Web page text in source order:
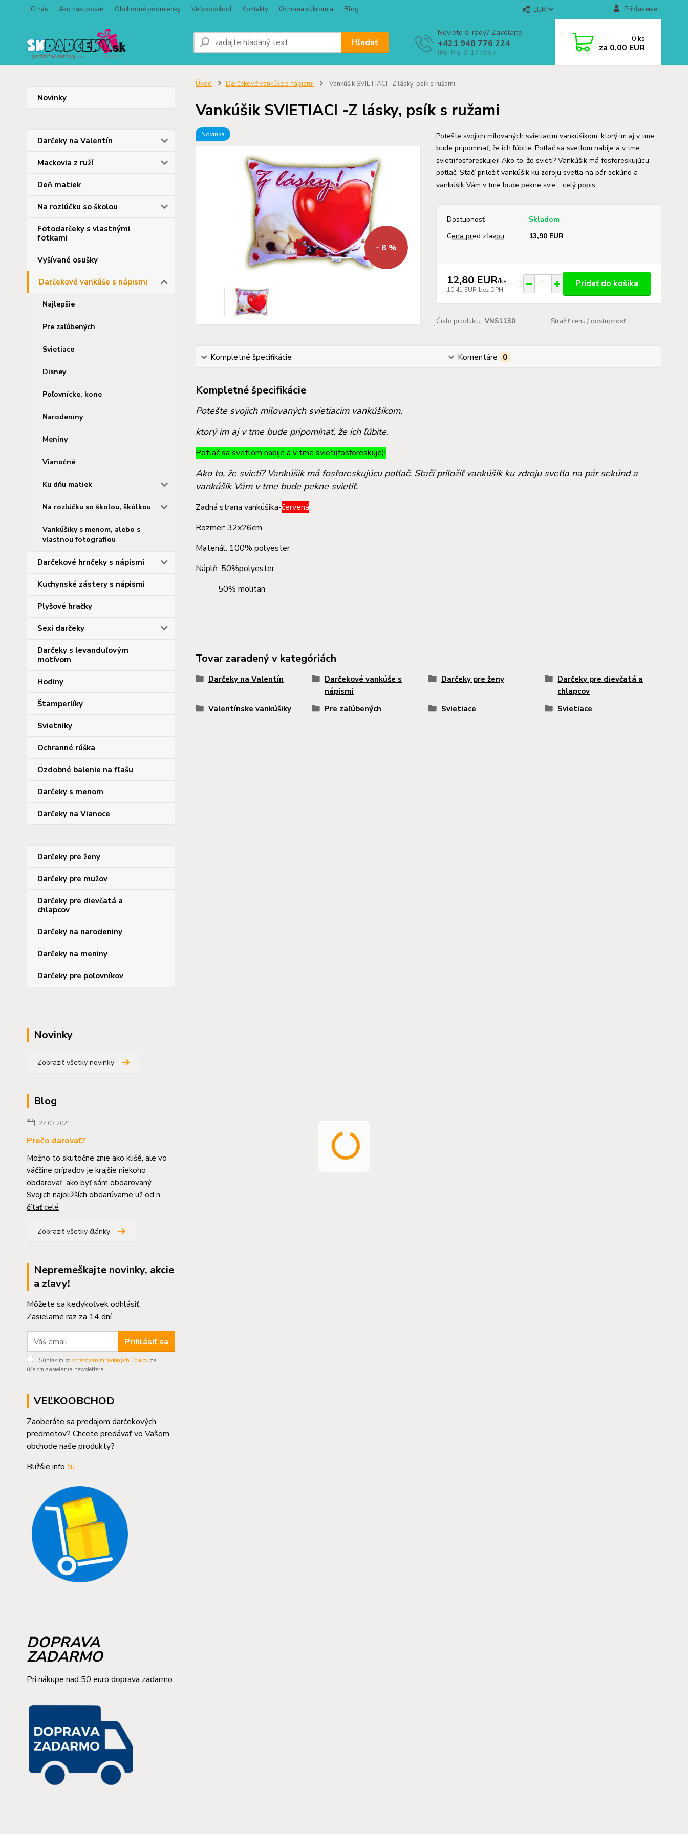
O nás Ako nakupovať Obchodné podmienky Veľkoobchod Kontakty Ochrana súkromia Blog EUR Prihlásenie
Hľadať
Neviete si rady? Zavolajte.
+421 948 776 224
(Po-Pia, 8-17 hod.)
0 ks
za 0,00 EUR
Novinky
Darčeky na Valentín
Mackovia z ruží
Deň matiek
Na rozlúčku so školou
Fotodarčeky s vlastnými
fotkami
Vyšívané osušky
Darčekové vankúše s nápismi
Najlepšie
Pre zaľúbených
Svietiace
Disney
Poľovnícke, kone
Narodeniny
Meniny
Vianočné
Ku dňu matiek
Na rozlúčku so školou, škôlkou
Vankúšiky s menom, alebo s
vlastnou fotografiou
Darčekové hrnčeky s nápismi
Kuchynské zástery s nápismi
Plyšové hračky
Sexi darčeky
Darčeky s levanduľovým
motívom
Hodiny
Štamperlíky
Svietniky
Ochranné rúška
Ozdobné balenie na fľašu
Darčeky s menom
Darčeky na Vianoce
Darčeky pre ženy
Darčeky pre mužov
Darčeky pre dievčatá a
chlapcov
Darčeky na narodeniny
Darčeky na meniny
Darčeky pre poľovníkov
Novinky
Zobraziť všetky novinky
Blog
27.03.2021
Prečo darovať?
Možno to skutočne znie ako klišé, ale vo
väčšine prípadov je krajšie niekoho
obdarovať, ako byť sám obdarovaný.
Svojich najbližších obdarúvame už od n...
čítať celé
Zobraziť všetky články
Nepremeškajte novinky, akcie
a zľavy!
Môžete sa kedykoľvek odhlásiť.
Zasielame raz za 14 dní.
Prihlásiť sa
Súhlasím so spracovaním osobných údajov za
účelom zasielania newslettera.
VEĽKOOBCHOD
Zaoberáte sa predajom darčekových
predmetov? Chcete predávať vo Vašom
obchode naše produkty?
Bližšie info tu .
DOPRAVA
ZADARMO
Pri nákupe nad 50 euro doprava zadarmo.
Úvod Darčekové vankúše s nápismi Vankúšik SVIETIACI -Z lásky, psík s ružami
Vankúšik SVIETIACI -Z lásky, psík s ružami
Novinka
- 8 %
Potešte svojich milovaných svietiacim vankúšikom, ktorý im aj v tme
bude pripomínať, že ich ľúbite. Potlač sa svetlom nabije a v tme
svieti(fosforeskuje)! Ako to, že svieti? Vankúšik má fosforeskujúcu
potlač. Stačí priložiť vankúšik ku zdroju svetla na pár sekúnd a
vankúšik Vám v tme bude pekne svie... celý popis
Dostupnosť
Skladom
Cena pred zľavou
13,90 EUR
12,80 EUR/ks
10,41 EUR bez DPH
Pridať do košíka
Číslo produktu: VNS1130 Strážiť cenu / dostupnosť
Kompletné špecifikácie Komentáre 0
Kompletné špecifikácie
Potešte svojich milovaných svietiacim vankúšikom,
ktorý im aj v tme bude pripomínať, že ich ľúbite.
Potlač sa svetlom nabije a v tme svieti(fosforeskuje)!
Ako to, že svieti? Vankúšik má fosforeskujúcu potlač. Stačí priložiť vankúšik ku zdroju svetla na pár sekúnd a
vankúšik Vám v tme bude pekne svietiť.
Zadná strana vankúšika-červená.
Rozmer: 32x26cm
Materiál: 100% polyester
Náplň: 50%polyester
50% molitan
Tovar zaradený v kategóriách
Darčeky na Valentín
Darčekové vankúše s
nápismi
Darčeky pre ženy
Darčeky pre dievčatá a
chlapcov
Valentínske vankúšiky
Pre zaľúbených Svietiace Svietiace